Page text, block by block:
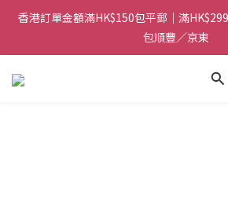
香港訂單金額滿HK$150包平郵｜滿
包順豐／京東
香港訂單金額滿HK$150包平郵｜滿
包順豐／京東
【網店限定！】指定清貨商品每消費
香港訂單金額滿HK$150包平郵｜滿